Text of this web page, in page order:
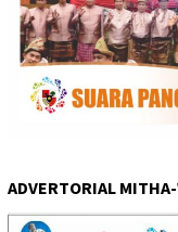
ADVERTORIAL